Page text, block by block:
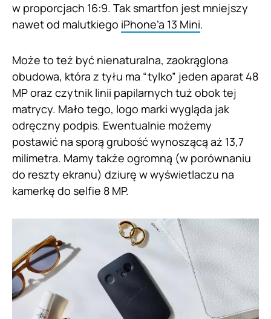
w proporcjach 16:9. Tak smartfon jest mniejszy
nawet od malutkiego iPhone’a 13 Mini.
Może to też być nienaturalna, zaokrąglona
obudowa, która z tyłu ma “tylko” jeden aparat 48
MP oraz czytnik linii papilarnych tuż obok tej
matrycy. Mało tego, logo marki wygląda jak
odręczny podpis. Ewentualnie możemy
postawić na sporą grubość wynoszącą aż 13,7
milimetra. Mamy także ogromną (w porównaniu
do reszty ekranu) dziurę w wyświetlaczu na
kamerkę do selfie 8 MP.